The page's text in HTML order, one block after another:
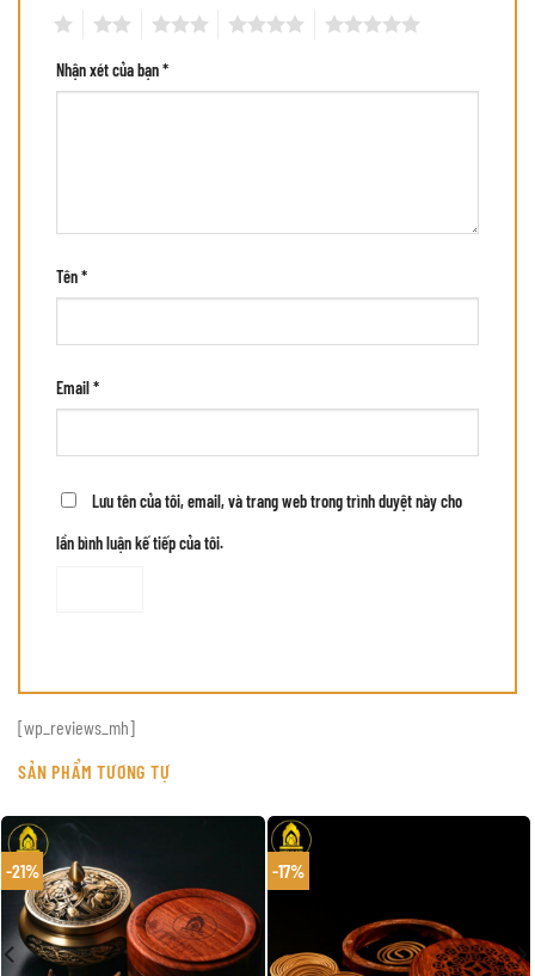
Nhận xét của bạn*
Tên*
Email*
Lưu tên của tôi, email, và trang web trong trình duyệt này cho
lần bình luận kế tiếp của tôi.
[wp_reviews_mh]
SẢN PHẨM TƯƠNG TỰ
-21% -17%